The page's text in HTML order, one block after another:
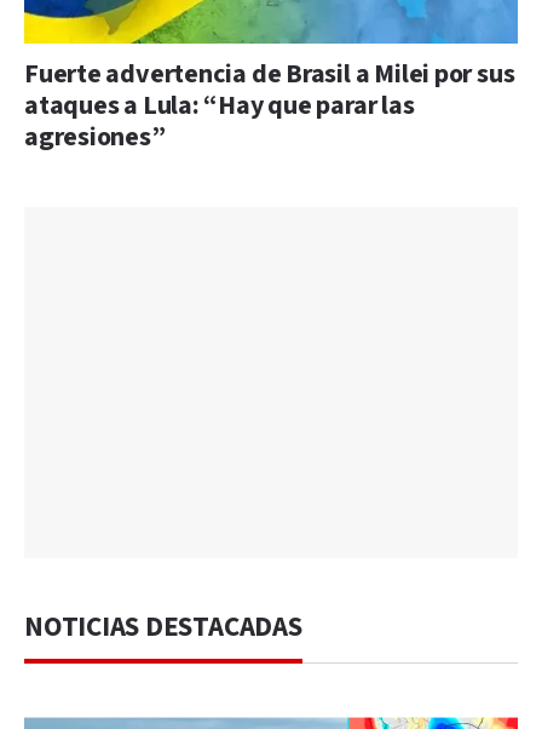
Fuerte advertencia de Brasil a Milei por sus
ataques a Lula: “Hay que parar las
agresiones”
NOTICIAS DESTACADAS